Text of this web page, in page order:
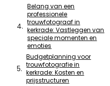
Belang van een
professionele
trouwfotograaf in
kerkrade: Vastleggen van
speciale momenten en
emoties
Budgetplanning voor
trouwfotografie in
kerkrade: Kosten en
prijsstructuren